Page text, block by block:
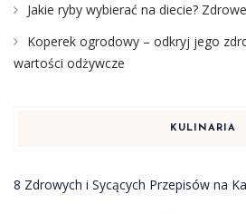
Jakie ryby wybierać na diecie?
Koperek ogrodowy – odkryj jego
wartości odżywcze
KULINARIA
8 Zdrowych i Sycących Przepisów na